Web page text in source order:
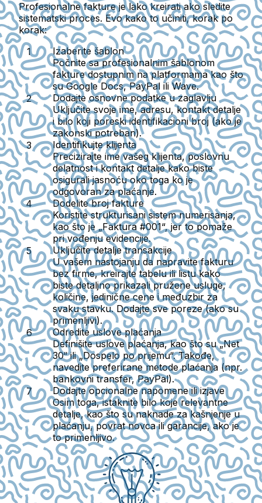
Profesionalne fakture je lako kreirati ako sledite
sistematski proces. Evo kako to učiniti, korak po
korak:
Izaberite šablon
Počnite sa profesionalnim šablonom
fakture dostupnim na platformama kao što
su Google Docs, PayPal ili Wave.
Dodajte osnovne podatke u zaglavlju
Uključite svoje ime, adresu, kontakt detalje
i bilo koji poreski identifikacioni broj (ako je
zakonski potreban).
Identifikujte klijenta
Precizirajte ime vašeg klijenta, poslovnu
delatnost i kontakt detalje kako biste
osigurali jasnoću oko toga ko je
odgovoran za plaćanje.
Dodelite broj fakture
Koristite strukturisani sistem numerisanja,
kao što je „Faktura #001“, jer to pomaže
pri vođenju evidencije.
Uključite detalje transakcije
U vašem nastojanju da napravite fakturu
bez firme, kreirajte tabelu ili listu kako
biste detaljno prikazali pružene usluge,
količine, jedinične cene i međuzbir za
svaku stavku. Dodajte sve poreze (ako su
primenljivi).
Odredite uslove plaćanja
Definišite uslove plaćanja, kao što su „Net
30“ ili „Dospelo po prijemu“. Takođe,
navedite preferirane metode plaćanja (npr.
bankovni transfer, PayPal).
Dodajte opcionalne napomene ili izjave
Osim toga, istaknite bilo koje relevantne
detalje, kao što su naknade za kašnjenje u
plaćanju, povrat novca ili garancije, ako je
to primenljivo.